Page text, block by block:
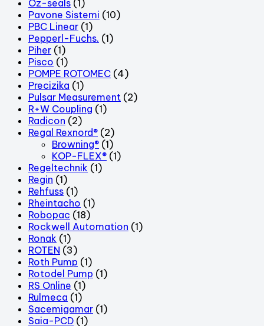
Oz-seals (1)
Pavone Sistemi (10)
PBC Linear (1)
Pepperl-Fuchs. (1)
Piher (1)
Pisco (1)
POMPE ROTOMEC (4)
Precizika (1)
Pulsar Measurement (2)
R+W Coupling (1)
Radicon (2)
Regal Rexnord® (2)
Browning® (1)
KOP-FLEX® (1)
Regeltechnik (1)
Regin (1)
Rehfuss (1)
Rheintacho (1)
Robopac (18)
Rockwell Automation (1)
Ronak (1)
ROTEN (3)
Roth Pump (1)
Rotodel Pump (1)
RS Online (1)
Rulmeca (1)
Sacemigamar (1)
Saia-PCD (1)